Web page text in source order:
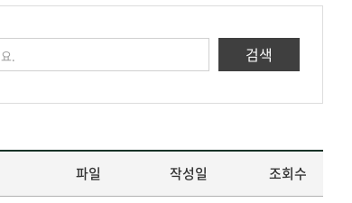
검색
파일 작성일 조회수